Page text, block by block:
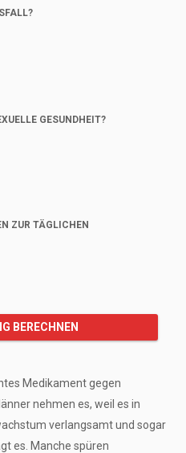
GESUNDHEIT?
ZUR TÄGLICHEN
BERECHNEN
Medikament gegen
nehmen es, weil es in
verlangsamt und sogar
es. Manche spüren